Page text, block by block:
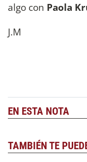
algo con Paola
J.M
EN ESTA NOTA
TAMBIÉN TE